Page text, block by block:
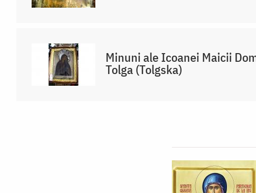
Minuni ale Icoanei Maicii
Tolga (Tolgska)